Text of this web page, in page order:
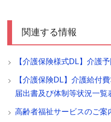
関連する情報
【介護保険様式DL】介護
【介護保険DL】介護給付
届出書及び体制等状況一覧
高齢者福祉サービスのご案